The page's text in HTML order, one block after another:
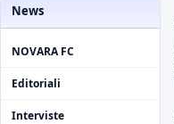
News
NOVARA FC
Editoriali
Interviste